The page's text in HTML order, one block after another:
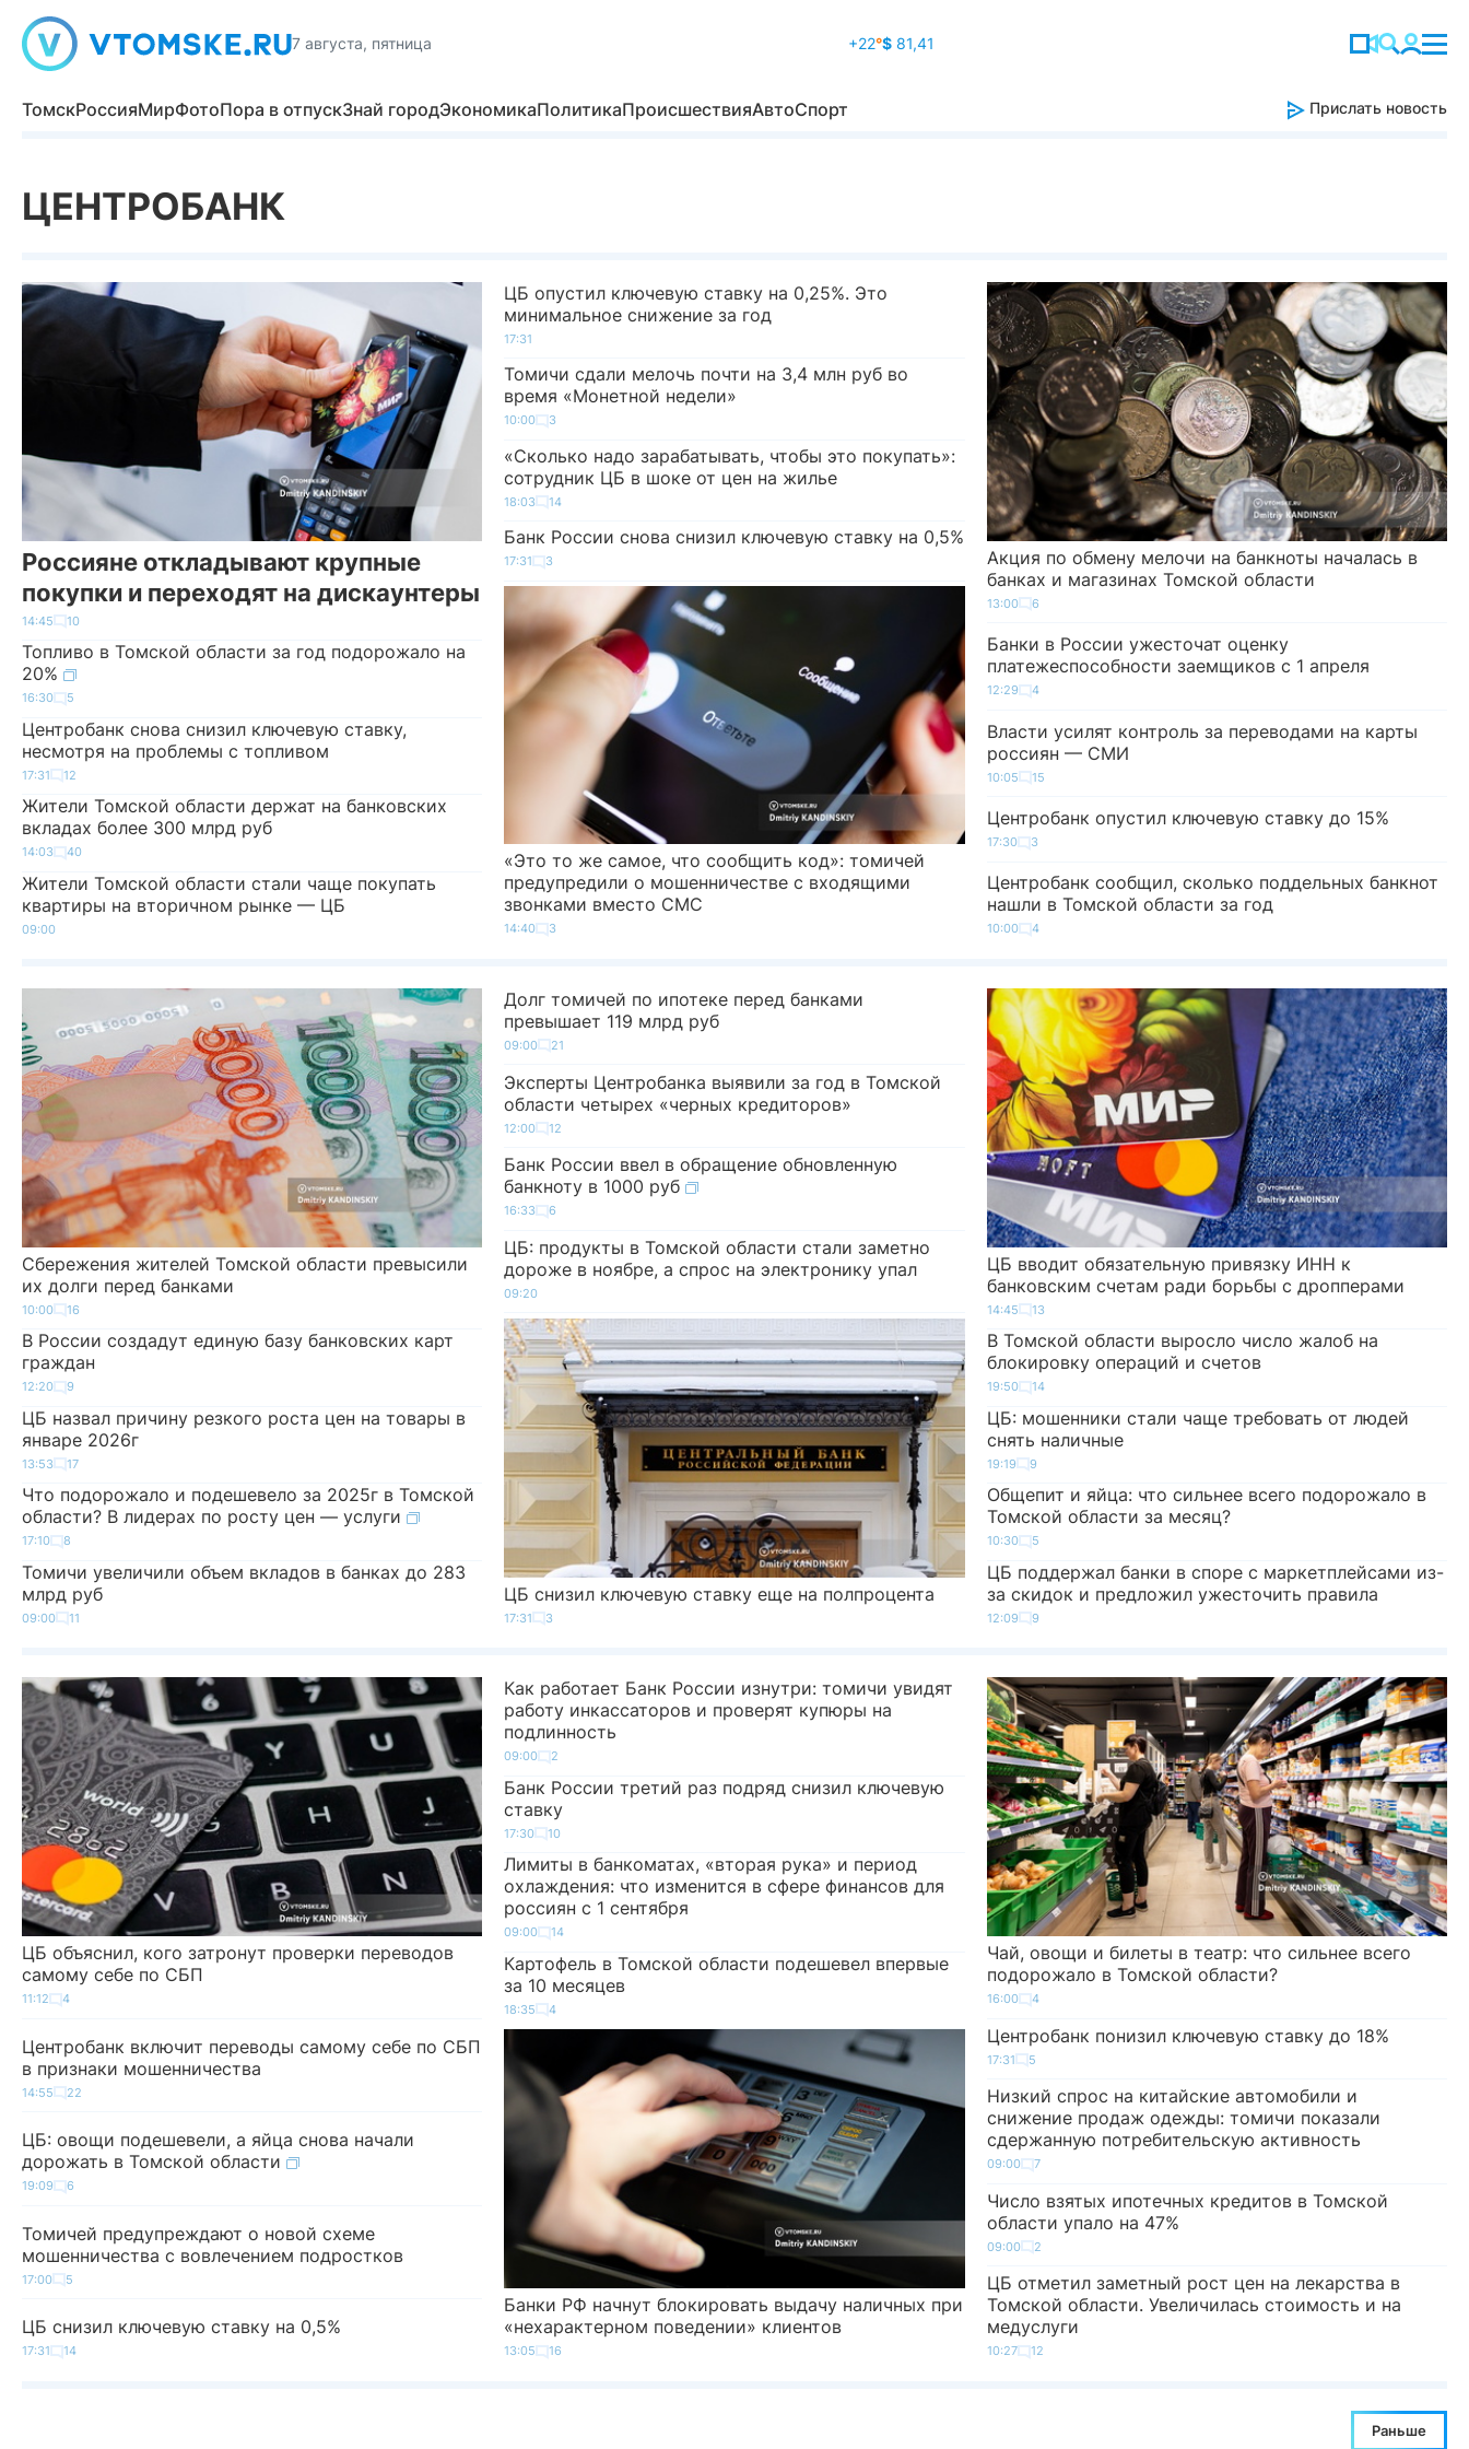
7 августа, пятница +22°$81,41
ТомскРоссияМирФотоПора в отпускЗнай городЭкономикаПолитикаПроисшествияАвтоСпорт Прислать новость
ЦЕНТРОБАНК
Россияне откладывают крупные
покупки и переходят на дискаунтеры
14:45 10
Топливо в Томской области за год подорожало на
20%
16:30 5
Центробанк снова снизил ключевую ставку,
несмотря на проблемы с топливом
17:31 12
Жители Томской области держат на банковских
вкладах более 300 млрд руб
14:03 40
Жители Томской области стали чаще покупать
квартиры на вторичном рынке — ЦБ
09:00
ЦБ опустил ключевую ставку на 0,25%. Это
минимальное снижение за год
17:31
Томичи сдали мелочь почти на 3,4 млн руб во
время «Монетной недели»
10:00 3
«Сколько надо зарабатывать, чтобы это покупать»:
сотрудник ЦБ в шоке от цен на жилье
18:03 14
Банк России снова снизил ключевую ставку на 0,5%
17:31 3
«Это то же самое, что сообщить код»: томичей
предупредили о мошенничестве с входящими
звонками вместо СМС
14:40 3
Акция по обмену мелочи на банкноты началась в
банках и магазинах Томской области
13:00 6
Банки в России ужесточат оценку
платежеспособности заемщиков с 1 апреля
12:29 4
Власти усилят контроль за переводами на карты
россиян — СМИ
10:05 15
Центробанк опустил ключевую ставку до 15%
17:30 3
Центробанк сообщил, сколько поддельных банкнот
нашли в Томской области за год
10:00 4
Сбережения жителей Томской области превысили
их долги перед банками
10:00 16
В России создадут единую базу банковских карт
граждан
12:20 9
ЦБ назвал причину резкого роста цен на товары в
январе 2026г
13:53 17
Что подорожало и подешевело за 2025г в Томской
области? В лидерах по росту цен — услуги
17:10 8
Томичи увеличили объем вкладов в банках до 283
млрд руб
09:00 11
Долг томичей по ипотеке перед банками
превышает 119 млрд руб
09:00 21
Эксперты Центробанка выявили за год в Томской
области четырех «черных кредиторов»
12:00 12
Банк России ввел в обращение обновленную
банкноту в 1000 руб
16:33 6
ЦБ: продукты в Томской области стали заметно
дороже в ноябре, а спрос на электронику упал
09:20
ЦБ снизил ключевую ставку еще на полпроцента
17:31 3
ЦБ вводит обязательную привязку ИНН к
банковским счетам ради борьбы с дропперами
14:45 13
В Томской области выросло число жалоб на
блокировку операций и счетов
19:50 14
ЦБ: мошенники стали чаще требовать от людей
снять наличные
19:19 9
Общепит и яйца: что сильнее всего подорожало в
Томской области за месяц?
10:30 5
ЦБ поддержал банки в споре с маркетплейсами из-
за скидок и предложил ужесточить правила
12:09 9
ЦБ объяснил, кого затронут проверки переводов
самому себе по СБП
11:12 4
Центробанк включит переводы самому себе по СБП
в признаки мошенничества
14:55 22
ЦБ: овощи подешевели, а яйца снова начали
дорожать в Томской области
19:09 6
Томичей предупреждают о новой схеме
мошенничества с вовлечением подростков
17:00 5
ЦБ снизил ключевую ставку на 0,5%
17:31 14
Как работает Банк России изнутри: томичи увидят
работу инкассаторов и проверят купюры на
подлинность
09:00 2
Банк России третий раз подряд снизил ключевую
ставку
17:30 10
Лимиты в банкоматах, «вторая рука» и период
охлаждения: что изменится в сфере финансов для
россиян с 1 сентября
09:00 14
Картофель в Томской области подешевел впервые
за 10 месяцев
18:35 4
Банки РФ начнут блокировать выдачу наличных при
«нехарактерном поведении» клиентов
13:05 16
Чай, овощи и билеты в театр: что сильнее всего
подорожало в Томской области?
16:00 4
Центробанк понизил ключевую ставку до 18%
17:31 5
Низкий спрос на китайские автомобили и
снижение продаж одежды: томичи показали
сдержанную потребительскую активность
09:00 7
Число взятых ипотечных кредитов в Томской
области упало на 47%
09:00 2
ЦБ отметил заметный рост цен на лекарства в
Томской области. Увеличилась стоимость и на
медуслуги
10:27 12
Раньше